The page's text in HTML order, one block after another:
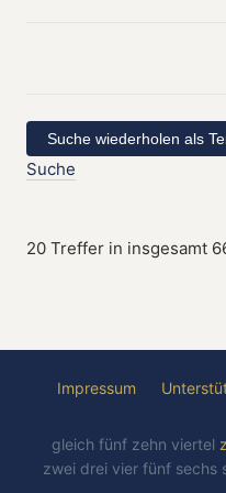
Suche
20 Treffer in insgesamt
Impressum
gleich fünf zehn viertel
zwei drei vier fünf sechs